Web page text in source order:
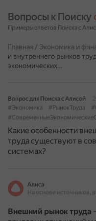
Вопросы к Поиску
Примеры ответов Поиска с
Главная / Экономика и
и внутреннего рынков
экономических…
Вопрос для Поиска с Алисой
#Экономика
#РынокТруда
Какие особенности
труда существуют в
системах?
Алиса
Внешний рынок труда